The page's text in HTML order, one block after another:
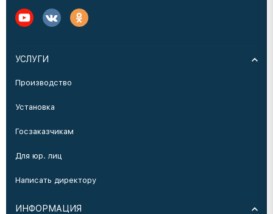
УСЛУГИ
Производство
Установка
Госзаказчикам
Для юр. лиц
Написать директору
ИНФОРМАЦИЯ